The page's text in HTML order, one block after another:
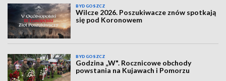
BYDGOSZCZ
Wilcze 2026. Poszukiwacze znów spotkają
się pod Koronowem
BYDGOSZCZ
Godzina „W". Rocznicowe obchody
powstania na Kujawach i Pomorzu